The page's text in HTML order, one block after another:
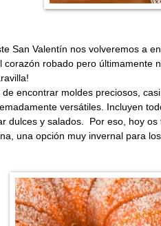
San Valentín nos volveremos a
corazón robado pero últimamente
de encontrar moldes preciosos,
versátiles. Incluyen
dulces y salados. Por eso, hoy
una opción muy invernal para